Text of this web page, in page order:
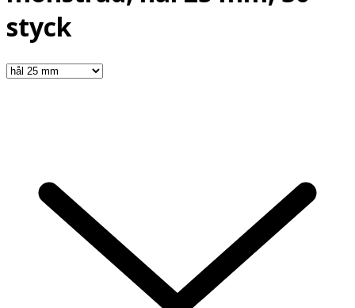
styck